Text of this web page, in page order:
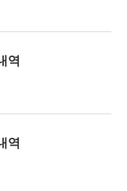
역
역